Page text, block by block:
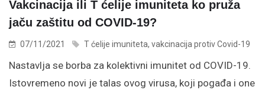
Vakcinacija ili T ćelije imuniteta ko pruža
jaču zaštitu od COVID-19?
07/11/2021 T ćelije imuniteta, vakcinacija protiv Covid-19
Nastavlja se borba za kolektivni imunitet od COVID-19.
Istovremeno novi je talas ovog virusa, koji pogađa i one